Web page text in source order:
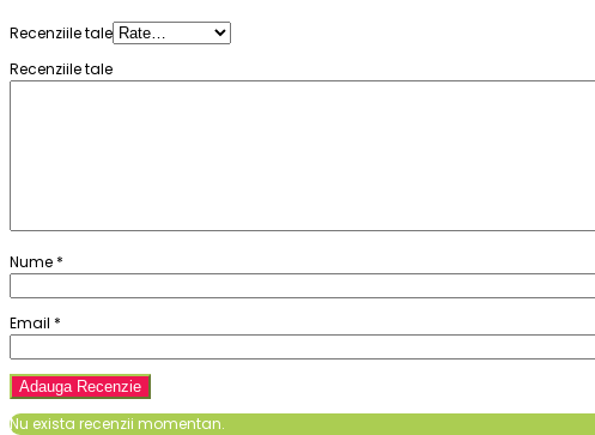
Recenziile tale
Recenziile tale
Nume *
Email *
Nu exista recenzii momentan.